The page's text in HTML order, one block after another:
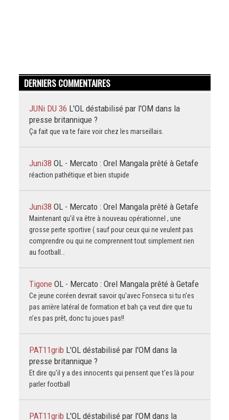
DERNIERS COMMENTAIRES
JUNi DU 36 L'OL déstabilisé par l'OM dans la
presse britannique ?
Ça fait que va te faire voir chez les marseillais.
Juni38 OL - Mercato : Orel Mangala prêté à Getafe
réaction pathétique et bien stupide
Juni38 OL - Mercato : Orel Mangala prêté à Getafe
Maintenant qu'il va être à nouveau opérationnel , une
grosse perte sportive ( sauf pour ceux qui ne veulent pas
comprendre ou qui ne comprennent tout simplement rien
au football…
Tigone OL - Mercato : Orel Mangala prêté à Getafe
Ce jeune coréen devrait savoir qu'avec Fonseca si tu n'es
pas arrière latéral de formation et bah ça veut dire que tu
n’es pas prêt, donc tu joues pas!!
PAT11grib L'OL déstabilisé par l'OM dans la
presse britannique ?
Et dire qu'il y a des innocents qui pensent que t'es là pour
parler football
PAT11grib L'OL déstabilisé par l'OM dans la